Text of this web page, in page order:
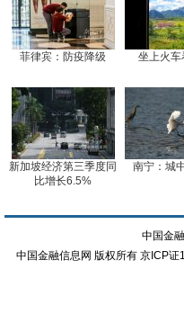
菲律宾：防疫降级 坐上火车
新加坡经济第三季度同
比增长6.5%
南宁：城
中国金
中国金融信息网 版权所有 京ICP证